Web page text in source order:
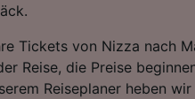
Tickets von Nizza nach
Reise, die Preise
Reiseplaner heben